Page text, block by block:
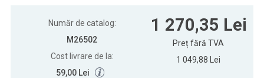
în 1 - maro
1 268,91 Lei
Număr de catalog:
M26502
Cost livrare de la:
59,00 Lei
1 270,35 Lei
Preț fără TVA
1 049,88 Lei